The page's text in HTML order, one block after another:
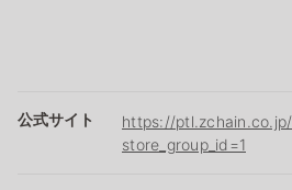
公式サイト
https://
store_group_id=1